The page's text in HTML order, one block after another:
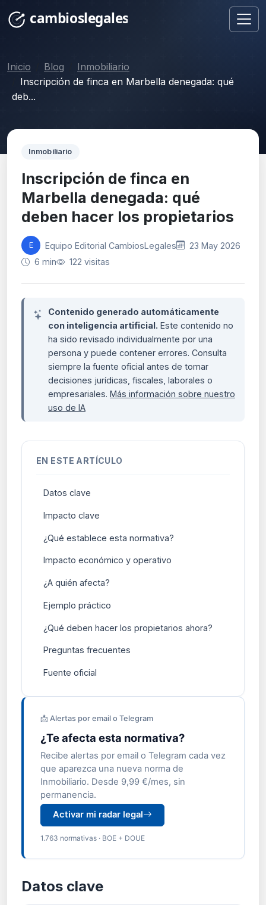
Inicio Blog
Inmobiliario
Inscripción de finca en Marbella denegada: qué
deb...
Inmobiliario
Inscripción de finca en
Marbella denegada: qué
deben hacer los propietarios
E Equipo Editorial CambiosLegales
23 May 2026
6 min
122 visitas
Contenido generado automáticamente
con inteligencia artificial. Este contenido no
ha sido revisado individualmente por una
persona y puede contener errores. Consulta
siempre la fuente oficial antes de tomar
decisiones jurídicas, fiscales, laborales o
empresariales. Más información sobre nuestro
uso de IA
EN ESTE ARTÍCULO
Datos clave
Impacto clave
¿Qué establece esta normativa?
Impacto económico y operativo
¿A quién afecta?
Ejemplo práctico
¿Qué deben hacer los propietarios ahora?
Preguntas frecuentes
Fuente oficial
📩 Alertas por email o Telegram
¿Te afecta esta normativa?
Recibe alertas por email o Telegram cada vez
que aparezca una nueva norma de
Inmobiliario. Desde 9,99 €/mes, sin
permanencia.
Activar mi radar legal
1.763 normativas · BOE + DOUE
Datos clave